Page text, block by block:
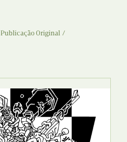
Publicação Original